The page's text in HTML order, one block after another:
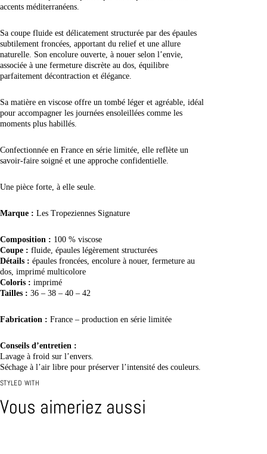
accents méditerranéens.
Sa coupe fluide est délicatement structurée par des épaules
subtilement froncées, apportant du relief et une allure
naturelle. Son encolure ouverte, à nouer selon l’envie,
associée à une fermeture discrète au dos, équilibre
parfaitement décontraction et élégance.
Sa matière en viscose offre un tombé léger et agréable, idéal
pour accompagner les journées ensoleillées comme les
moments plus habillés.
Confectionnée en France en série limitée, elle reflète un
savoir-faire soigné et une approche confidentielle.
Une pièce forte, à elle seule.
Marque : Les Tropeziennes Signature
Composition : 100 % viscose
Coupe : fluide, épaules légèrement structurées
Détails : épaules froncées, encolure à nouer, fermeture au
dos, imprimé multicolore
Coloris : imprimé
Tailles : 36 – 38 – 40 – 42
Fabrication : France – production en série limitée
Conseils d’entretien :
Lavage à froid sur l’envers.
Séchage à l’air libre pour préserver l’intensité des couleurs.
STYLED WITH
Vous aimeriez aussi